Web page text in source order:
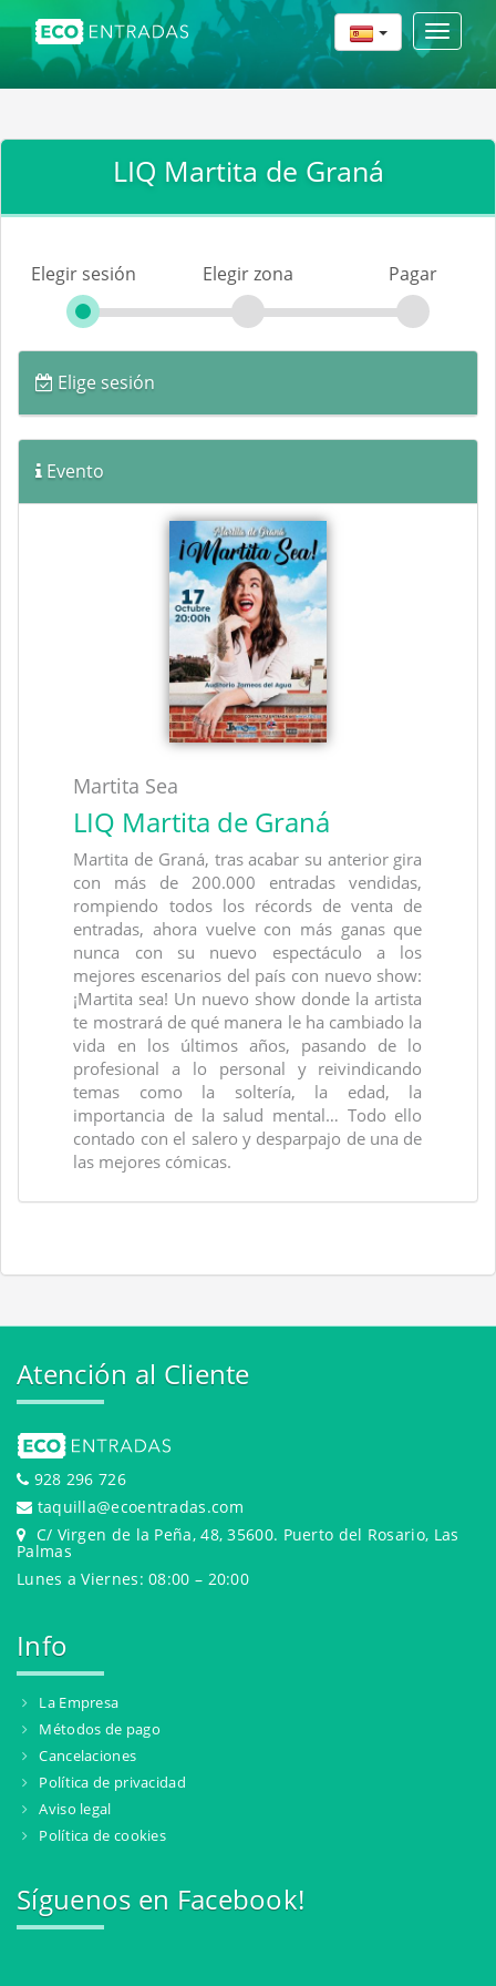
Toggle
LIQ Martita de Graná
Elegir sesión Elegir zona Pagar
Elige sesión
Evento
Martita Sea
LIQ Martita de Graná
Martita de Graná, tras acabar su anterior gira
con más de 200.000 entradas vendidas,
rompiendo todos los récords de venta de
entradas, ahora vuelve con más ganas que
nunca con su nuevo espectáculo a los
mejores escenarios del país con nuevo show:
¡Martita sea! Un nuevo show donde la artista
te mostrará de qué manera le ha cambiado la
vida en los últimos años, pasando de lo
profesional a lo personal y reivindicando
temas como la soltería, la edad, la
importancia de la salud mental… Todo ello
contado con el salero y desparpajo de una de
las mejores cómicas.
Atención al Cliente
928 296 726
taquilla@ecoentradas.com
C/ Virgen de la Peña, 48, 35600. Puerto del Rosario, Las
Palmas
Lunes a Viernes: 08:00 – 20:00
Info
La Empresa
Métodos de pago
Cancelaciones
Política de privacidad
Aviso legal
Política de cookies
Síguenos en Facebook!